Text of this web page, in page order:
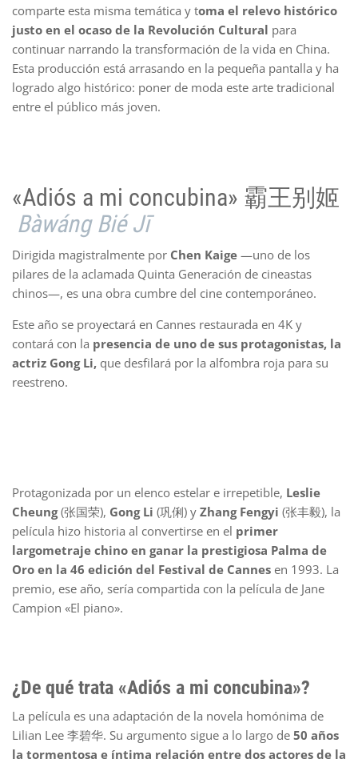
comparte esta misma temática y toma el relevo histórico
justo en el ocaso de la Revolución Cultural para
continuar narrando la transformación de la vida en China.
Esta producción está arrasando en la pequeña pantalla y ha
logrado algo histórico: poner de moda este arte tradicional
entre el público más joven.
«Adiós a mi concubina» 霸王别姬
Bàwáng Bié Jī
Dirigida magistralmente por Chen Kaige —uno de los
pilares de la aclamada Quinta Generación de cineastas
chinos—, es una obra cumbre del cine contemporáneo.
Este año se proyectará en Cannes restaurada en 4K y
contará con la presencia de uno de sus protagonistas, la
actriz Gong Li, que desfilará por la alfombra roja para su
reestreno.
Protagonizada por un elenco estelar e irrepetible, Leslie
Cheung(张国荣), Gong Li (巩俐) y Zhang Fengyi (张丰毅), la
película hizo historia al convertirse en el primer
largometraje chino en ganar la prestigiosa Palma de
Oro en la 46 edición del Festival de Cannes en 1993. La
premio, ese año, sería compartida con la película de Jane
Campion «El piano».
¿De qué trata «Adiós a mi concubina»?
La película es una adaptación de la novela homónima de
Lilian Lee 李碧华. Su argumento sigue a lo largo de 50 años
la tormentosa e íntima relación entre dos actores de la